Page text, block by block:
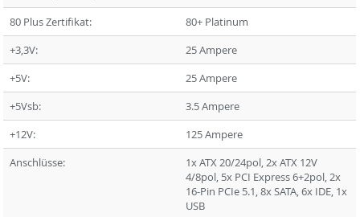
80 Plus Zertifikat:
80+ Platinum
+3,3V:
25 Ampere
+5V:
25 Ampere
+5Vsb:
3.5 Ampere
+12V:
125 Ampere
Anschlüsse:
1x ATX 20/24pol, 2x ATX 12V
4/8pol, 5x PCI Express 6+2pol, 2x
16-Pin PCIe 5.1, 8x SATA, 6x IDE, 1x
USB